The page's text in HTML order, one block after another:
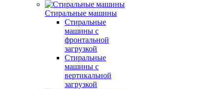
Стиральные машины
Стиральные
машины с
фронтальной
загрузкой
Стиральные
машины с
вертикальной
загрузкой